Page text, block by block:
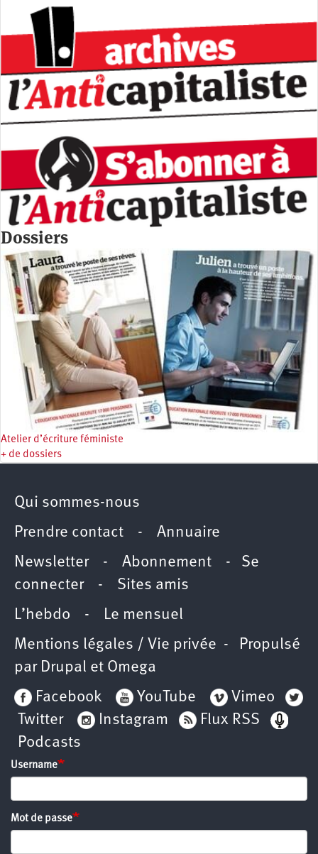
Dossiers
Atelier d’écriture féministe
+ de dossiers
Qui sommes-nous
Prendre contact - Annuaire
Newsletter - Abonnement - Se
connecter- Sites amis
L’hebdo - Le mensuel
Mentions légales / Vie privée - Propulsé
par Drupal et Omega
Facebook
YouTube
Vimeo
Twitter
Instagram
Flux RSS
Podcasts
Username
Mot de passe